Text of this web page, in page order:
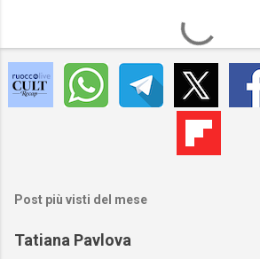
Post più visti del mese
Tatiana Pavlova